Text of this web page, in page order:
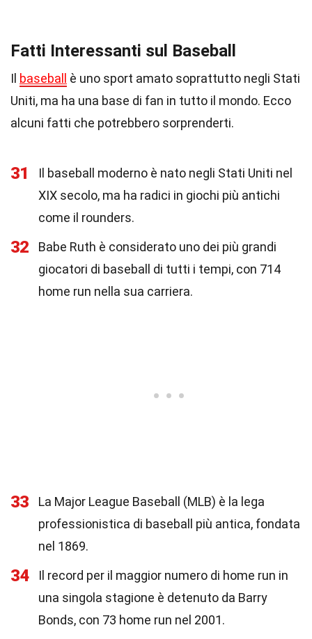
Fatti Interessanti sul Baseball
Il baseball
è uno sport amato soprattutto negli Stati
Uniti, ma ha una base di fan in tutto il mondo. Ecco
alcuni fatti che potrebbero sorprenderti.
31
Il baseball moderno è nato negli Stati Uniti nel
XIX secolo, ma ha radici in giochi più antichi
come il rounders.
32
Babe Ruth è considerato uno dei più grandi
giocatori di baseball di tutti i tempi, con 714
home run nella sua carriera.
33
La Major League Baseball (MLB) è la lega
professionistica di baseball più antica, fondata
nel 1869.
34
Il record per il maggior numero di home run in
una singola stagione è detenuto da Barry
Bonds, con 73 home run nel 2001.